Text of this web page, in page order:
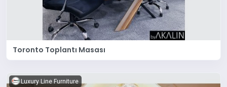
Toronto Toplantı Masası
Luxury Line Furniture